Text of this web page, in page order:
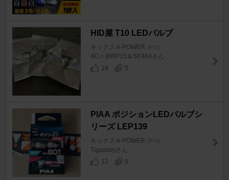
HID屋 T10 LEDバルブ
キックス e-POWER [P15]
AC☆@RP15＆SE464さん
18
0
PIAA ポジションLEDバルブシ
リーズ LEP139
キックス e-POWER [P15]
Tiguassyさん
12
0